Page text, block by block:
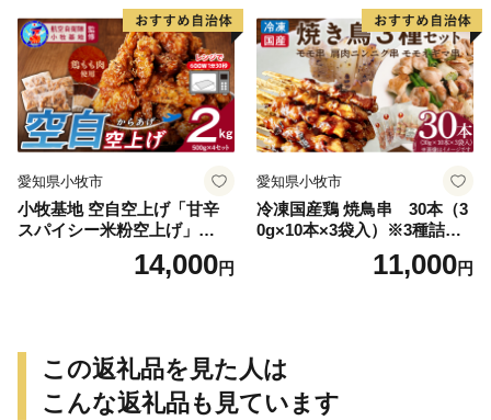
愛知県小牧市
小牧基地 空自空上げ「甘辛
スパイシー米粉空上げ」
（計2kg 500g×4袋）手羽先
14,000円
愛知県小牧市
冷凍国産鶏 焼鳥串 30本（3
0g×10本×3袋入）※3種詰め
合わせ 焼き鳥 おつまみ バー
ベキュー 小分け 国産 鶏肉 焼
せ
11,000円
この返礼品を見た人は
こんな返礼品も見ています